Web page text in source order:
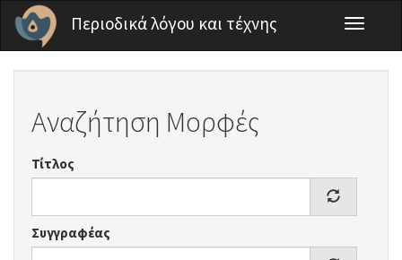
Παράκαμψη προς το κυρίως περιεχόμενο
Περιοδικά λόγου και τέχνης
Toggle
Αναζήτηση Μορφές
Τίτλος
Συγγραφέας